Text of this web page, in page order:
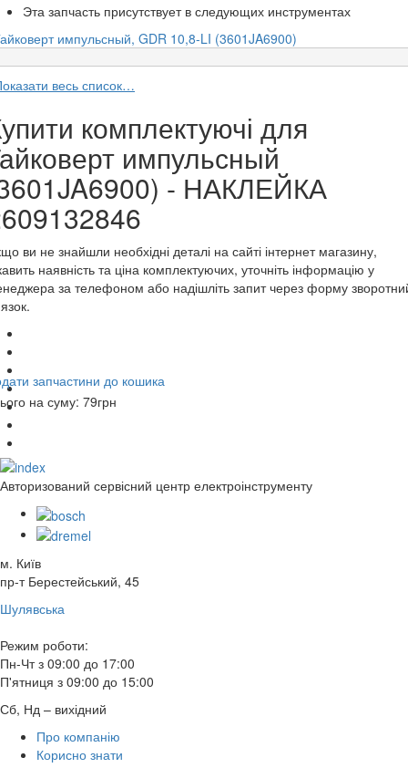
Эта запчасть присутствует в следующих инструментах
импульсный, GDR 10,8-LI (3601JA6900)
весь список…
комплектуючі для
импульсный
- НАКЛЕЙКА
ви не знайшли необхідні деталі на сайті інтернет магазину,
наявність та ціна комплектуючих, уточніть інформацію у
за телефоном або надішліть запит через форму
запчастини до кошика
на суму: 79грн
Авторизований сервісний центр електроінструменту
м. Київ
пр-т Берестейський, 45
Шулявська
Режим роботи:
Пн-Чт з 09:00 до 17:00
П'ятниця з 09:00 до 15:00
Сб, Нд – вихідний
Про компанію
Корисно знати